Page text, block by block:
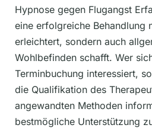
Hypnose gegen Flugangst
eine erfolgreiche Behandlung
erleichtert, sondern auch
Wohlbefinden schafft. Wer
Terminbuchung interessiert,
die Qualifikation des
angewandten Methoden
bestmögliche Unterstützung